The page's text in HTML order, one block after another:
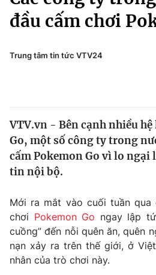
Chính trị
Thế giới
Tin tức
Câu chuyện quốc tế
Kinh tế
Tài chính
Thị trường
Góc doanh nghiệp
Dữ liệu và đời sống
Truyền hình
Truyền hình
Văn hóa - Giải trí
Đời sống
đầu cấm chơi
Trung tâm tin tức VTV24
VTV.vn - Bên cạnh nhiều
Go, một số công ty trong
cấm Pokemon Go vì lo
tin nội bộ.
Mới ra mắt vào cuối tuần
chơi Pokemon Go ngay lập
cuồng” đến nỗi quên ăn, quên
nạn xảy ra trên thế giới, ở
nhân của trò chơi này.